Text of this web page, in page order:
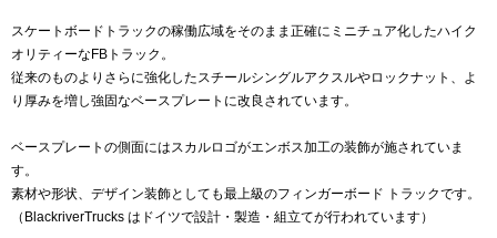
スケートボードトラックの稼働広域をそのまま正確にミニチュア化したハイク
オリティーなFBトラック。
従来のものよりさらに強化したスチールシングルアクスルやロックナット、よ
り厚みを増し強固なベースプレートに改良されています。
ベースプレートの側面にはスカルロゴがエンボス加工の装飾が施されていま
す。
素材や形状、デザイン装飾としても最上級のフィンガーボード トラックです。
（BlackriverTrucks はドイツで設計・製造・組立てが行われています）